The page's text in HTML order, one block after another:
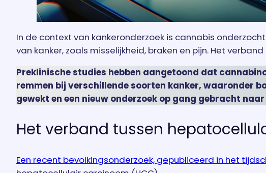
In de context van kankeronderzoek is cannabis
van kanker, zoals misselijkheid, braken en pijn. Het
Preklinische studies hebben aangetoond dat
remmen bij verschillende soorten kanker, waaronder
gewekt en een nieuw onderzoek op gang gebracht
Het verband tussen
Een recent bevolkingsonderzoek, gepubliceerd in het